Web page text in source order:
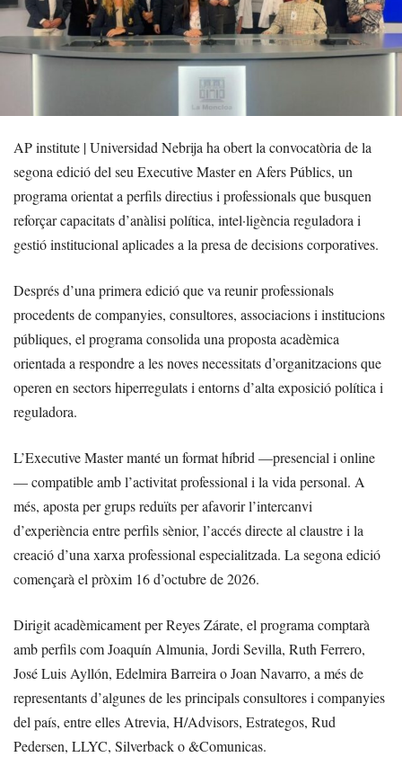
AP institute | Universidad Nebrija ha obert la convocatòria de la
segona edició del seu Executive Master en Afers Públics, un
programa orientat a perfils directius i professionals que busquen
reforçar capacitats d’anàlisi política, intel·ligència reguladora i
gestió institucional aplicades a la presa de decisions corporatives.
Després d’una primera edició que va reunir professionals
procedents de companyies, consultores, associacions i institucions
públiques, el programa consolida una proposta acadèmica
orientada a respondre a les noves necessitats d’organitzacions que
operen en sectors hiperregulats i entorns d’alta exposició política i
reguladora.
L’Executive Master manté un format híbrid —presencial i online
— compatible amb l’activitat professional i la vida personal. A
més, aposta per grups reduïts per afavorir l’intercanvi
d’experiència entre perfils sènior, l’accés directe al claustre i la
creació d’una xarxa professional especialitzada. La segona edició
començarà el pròxim 16 d’octubre de 2026.
Dirigit acadèmicament per Reyes Zárate, el programa comptarà
amb perfils com Joaquín Almunia, Jordi Sevilla, Ruth Ferrero,
José Luis Ayllón, Edelmira Barreira o Joan Navarro, a més de
representants d’algunes de les principals consultores i companyies
del país, entre elles Atrevia, H/Advisors, Estrategos, Rud
Pedersen, LLYC, Silverback o &Comunicas.